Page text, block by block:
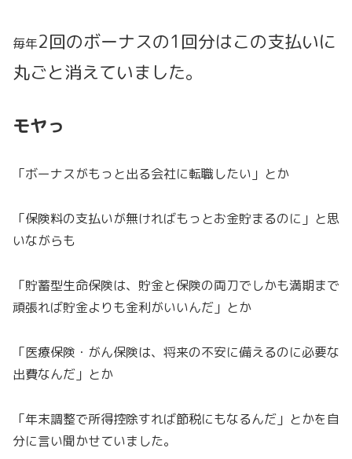
毎年2回のボーナスの1回分はこの支払いに
丸ごと消えていました。
モヤっ
「ボーナスがもっと出る会社に転職したい」とか
「保険料の支払いが無ければもっとお金貯まるのに」と思
いながらも
「貯蓄型生命保険は、貯金と保険の両刀でしかも満期まで
頑張れば貯金よりも金利がいいんだ」とか
「医療保険・がん保険は、将来の不安に備えるのに必要な
出費なんだ」とか
「年末調整で所得控除すれば節税にもなるんだ」とかを自
分に言い聞かせていました。